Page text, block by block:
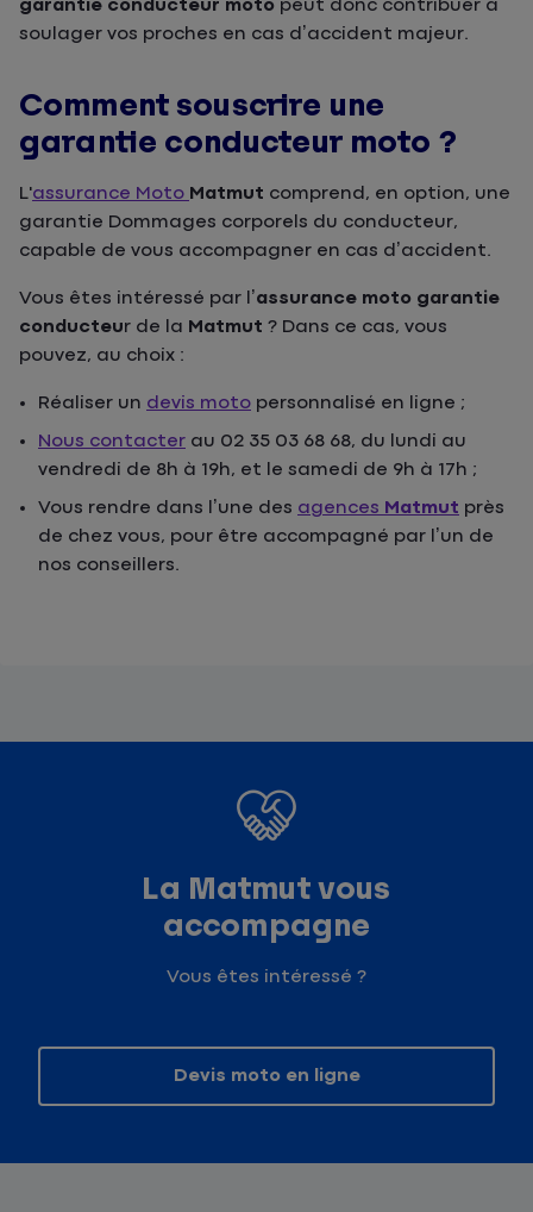
garantie conducteur moto peut donc contribuer à
soulager vos proches en cas d’accident majeur.
Comment souscrire une
garantie conducteur moto ?
L'assurance Moto Matmut comprend, en option, une
garantie Dommages corporels du conducteur,
capable de vous accompagner en cas d’accident.
Vous êtes intéressé par l’assurance moto garantie
conducteur de la Matmut ? Dans ce cas, vous
pouvez, au choix :
Réaliser un devis moto personnalisé en ligne ;
Nous contacter au 02 35 03 68 68, du lundi au
vendredi de 8h à 19h, et le samedi de 9h à 17h ;
Vous rendre dans l’une des agences Matmut près
de chez vous, pour être accompagné par l’un de
nos conseillers.
La Matmut vous
accompagne
Vous êtes intéressé ?
Devis moto en ligne